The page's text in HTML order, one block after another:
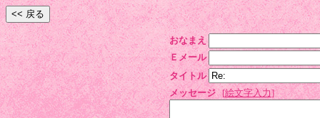
おなまえ
Ｅメール
タイトル
メッセージ
[絵文字入力]